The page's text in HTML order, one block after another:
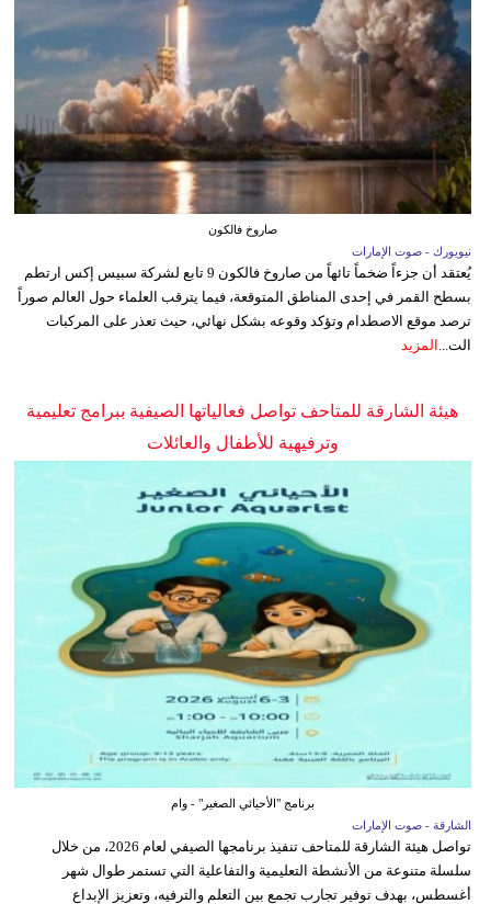
صاروخ فالكون
نيويورك - صوت الإمارات
يُعتقد أن جزءاً ضخماً تائهاً من صاروخ فالكون 9 تابع لشركة سبيس إكس ارتطم
بسطح القمر في إحدى المناطق المتوقعة، فيما يترقب العلماء حول العالم صوراً
ترصد موقع الاصطدام وتؤكد وقوعه بشكل نهائي، حيث تعذر على المركبات
الت...
المزيد
هيئة الشارقة للمتاحف تواصل فعالياتها الصيفية ببرامج تعليمية
وترفيهية للأطفال والعائلات
برنامج "الأحيائي الصغير" - وام
الشارقة - صوت الإمارات
تواصل هيئة الشارقة للمتاحف تنفيذ برنامجها الصيفي لعام 2026، من خلال
سلسلة متنوعة من الأنشطة التعليمية والتفاعلية التي تستمر طوال شهر
أغسطس، بهدف توفير تجارب تجمع بين التعلم والترفيه، وتعزيز الإبداع